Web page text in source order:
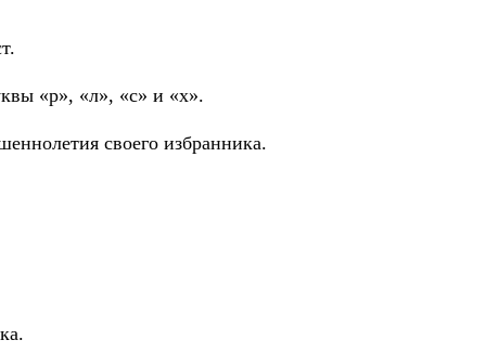
«р», «л», «с» и «х».
своего избранника.